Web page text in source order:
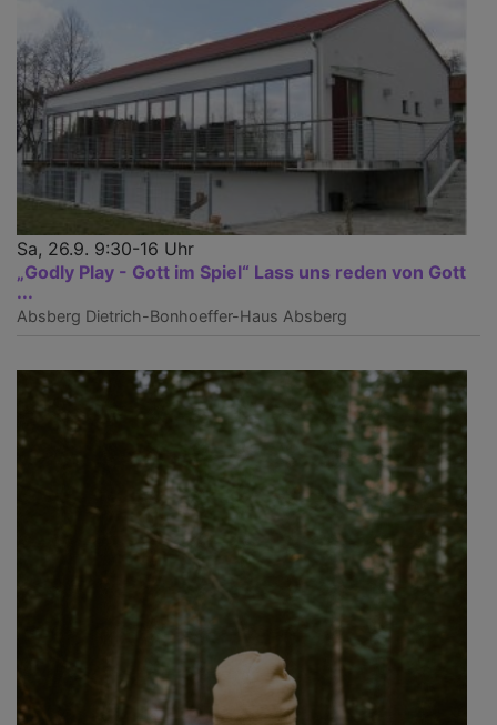
Sa, 26.9. 9:30-16 Uhr
„Godly Play - Gott im Spiel“ Lass uns reden von Gott
...
Absberg Dietrich-Bonhoeffer-Haus Absberg